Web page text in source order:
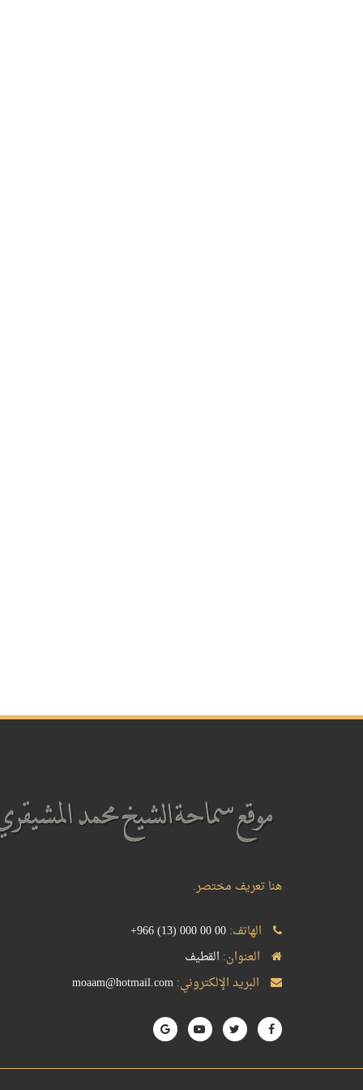
هنا تعريف مختصر.
الهاتف:+966 (13) 000 00 00
العنوان: القطيف
البريد الإلكتروني:moaam@hotmail.com